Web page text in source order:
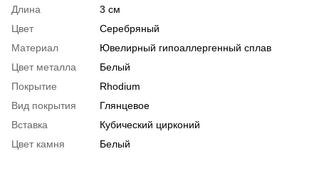
Длина
3 см
Цвет
Серебряный
Материал
Ювелирный гипоаллергенный сплав
Цвет металла
Белый
Покрытие
Rhodium
Вид покрытия
Глянцевое
Вставка
Кубический цирконий
Цвет камня
Белый